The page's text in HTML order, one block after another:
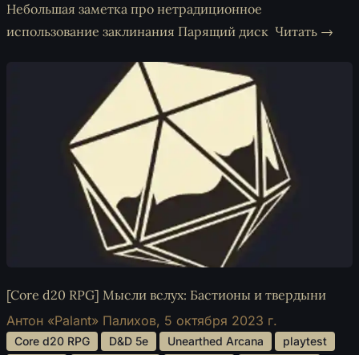
Небольшая заметка про нетрадиционное
использование заклинания Парящий диск Читать →
[Core d20 RPG] Мысли вслух: Бастионы и твердыни
Антон «Palant» Палихов, 5 октября 2023 г.
Core d20 RPG D&D 5e Unearthed Arcana
playtest